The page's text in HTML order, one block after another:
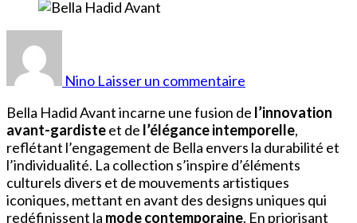
Nino Laisser un commentaire
Avant
Bella Hadid Avant incarne une fusion de l’innovation
avant-gardisteet de l’élégance intemporelle,
reflétant l’engagement de Bella envers la durabilité et
l’individualité. La collection s’inspire d’éléments
culturels divers et de mouvements artistiques
iconiques, mettant en avant des designs uniques qui
redéfinissent la mode contemporaine. En priorisant